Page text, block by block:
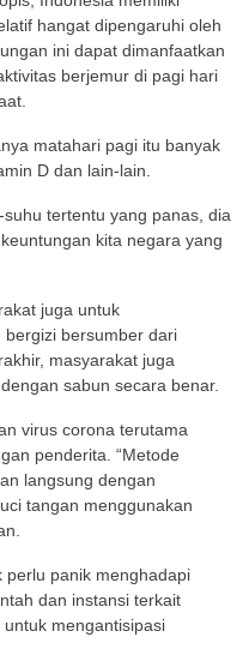
hangat dipengaruhi oleh
ini dapat dimanfaatkan
berjemur di pagi hari
matahari pagi itu banyak
D dan lain-lain.
tertentu yang panas, dia
kita negara yang
juga untuk
bersumber dari
masyarakat juga
sabun secara benar.
virus corona terutama
penderita. “Metode
langsung dengan
tangan menggunakan
perlu panik menghadapi
dan instansi terkait
mengantisipasi